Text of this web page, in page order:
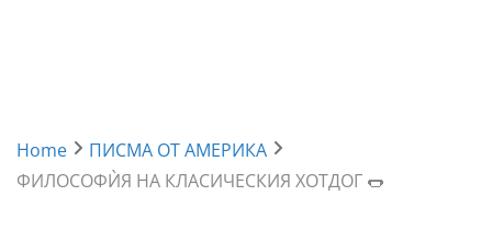
Home
ПИСМА ОТ АМЕРИКА
ФИЛОСОФЍЯ НА КЛАСИЧЕСКИЯ ХОТДОГ 🌭